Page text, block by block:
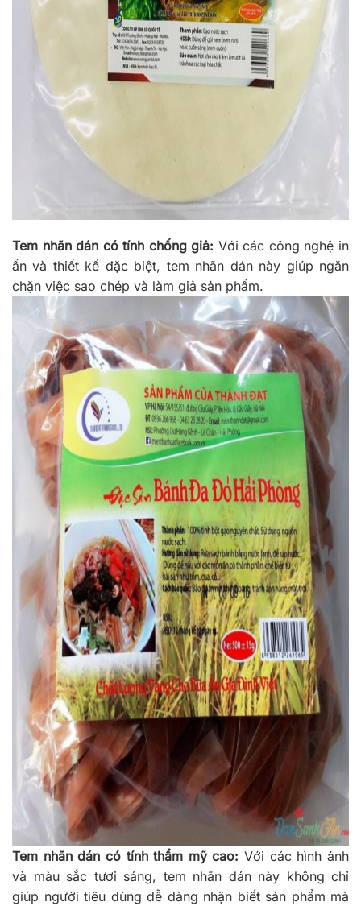
Tem nhãn dán có tính chống giả: Với các công nghệ in
ấn và thiết kế đặc biệt, tem nhãn dán này giúp ngăn
chặn việc sao chép và làm giả sản phẩm.
Tem nhãn dán có tính thẩm mỹ cao: Với các hình ảnh
và màu sắc tươi sáng, tem nhãn dán này không chỉ
giúp người tiêu dùng dễ dàng nhận biết sản phẩm mà